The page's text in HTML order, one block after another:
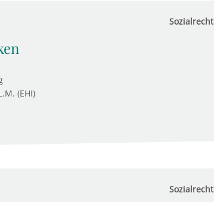
Sozialrecht
(EHI)
Sozialrecht